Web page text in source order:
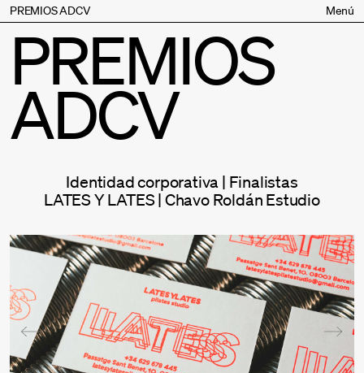
PREMIOS ADCV
Bases
Jurado
Inscripción
Palmarés
Premios especiales
Supporters
Contacto
Menú
PREMIOS
ADCV
Identidad corporativa | Finalistas
LATES Y LATES | Chavo Roldán Estudio